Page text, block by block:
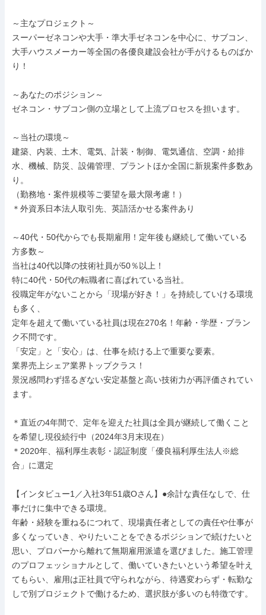
～主なプロジェクト～
スーパーゼネコンや大手・準大手ゼネコンを中心に、サブコン、
大手ハウスメーカー等全国の各優良建設会社が手がけるものばか
り！
～あなたのポジション～
ゼネコン・サブコン側の立場として上流プロセスを担います。
～当社の環境～
建築、内装、土木、電気、計装・制御、電気通信、空調・給排
水、機械、防災、設備管理、プラントほか全国に新規案件多数あ
り。
（勤務地・案件規模等ご要望を最大限考慮！）
＊外資系日本法人取引先、英語活かせる案件あり
～40代・50代からでも長期雇用！定年後も継続して働いている
方多数～
当社は40代以降の技術社員が50％以上！
特に40代・50代の転職者に喜ばれている当社。
役職定年がないことから「現場が好き！」を持続していける環境
も多く、
定年を超えて働いている社員は現在270名！年齢・学歴・ブラン
ク不問です。
「安定」と「安心」は、仕事を続ける上で重要な要素。
業界売上シェア業界トップクラス！
景況感問わず揺るぎない安定基盤と高い技術力が再評価されてい
ます。
＊直近の4年間で、定年を迎えた社員は全員が継続して働くこと
を希望し現役続行中（2024年3月末現在）
＊2020年、福利厚生表彰・認証制度「優良福利厚生法人※総
合」に選定
【インタビュー1／入社3年51歳Oさん】●余計な責任なしで、仕
事だけに集中できる環境。
年齢・経験を重ねるにつれて、現場責任者としての責任や仕事が
多くなっていき、やりたいことをできるポジションで続けたいと
思い、プロパーから離れて無期雇用派遣を選びました。施工管理
のプロフェッショナルとして、働いていきたいという希望を叶え
てもらい、雇用は正社員で守られながら、待遇変わらず・転勤な
しで別プロジェクトで働けるため、選択肢が多いのも特徴です。